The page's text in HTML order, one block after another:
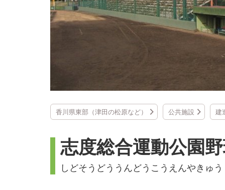
香川県東部（津田の松原など） 公共施設 建
志度総合運動公園
しどそうどううんどうこうえんやきゅ